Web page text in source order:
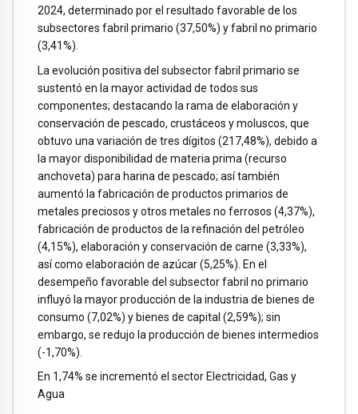
2024, determinado por el resultado favorable de los
subsectores fabril primario (37,50%) y fabril no primario
(3,41%).
La evolución positiva del subsector fabril primario se
sustentó en la mayor actividad de todos sus
componentes; destacando la rama de elaboración y
conservación de pescado, crustáceos y moluscos, que
obtuvo una variación de tres dígitos (217,48%), debido a
la mayor disponibilidad de materia prima (recurso
anchoveta) para harina de pescado; así también
aumentó la fabricación de productos primarios de
metales preciosos y otros metales no ferrosos (4,37%),
fabricación de productos de la refinación del petróleo
(4,15%), elaboración y conservación de carne (3,33%),
así como elaboración de azúcar (5,25%). En el
desempeño favorable del subsector fabril no primario
influyó la mayor producción de la industria de bienes de
consumo (7,02%) y bienes de capital (2,59%); sin
embargo, se redujo la producción de bienes intermedios
(-1,70%).
En 1,74% se incrementó el sector Electricidad, Gas y
Agua